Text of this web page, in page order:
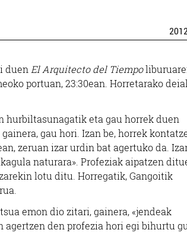
2012
duen El Arquitecto del Tiempo
portuan, 23:30ean. Horretarako
hurbiltasunagatik eta gau horrek duen
gau hori. Izan be, horrek
zeruan izar urdin bat agertuko da.
naturara». Profeziak aipatzen
lotu ditu. Horregatik, Gangoitik
emon dio zitari, gainera, «jendeak
den profezia hori egi bihurtu